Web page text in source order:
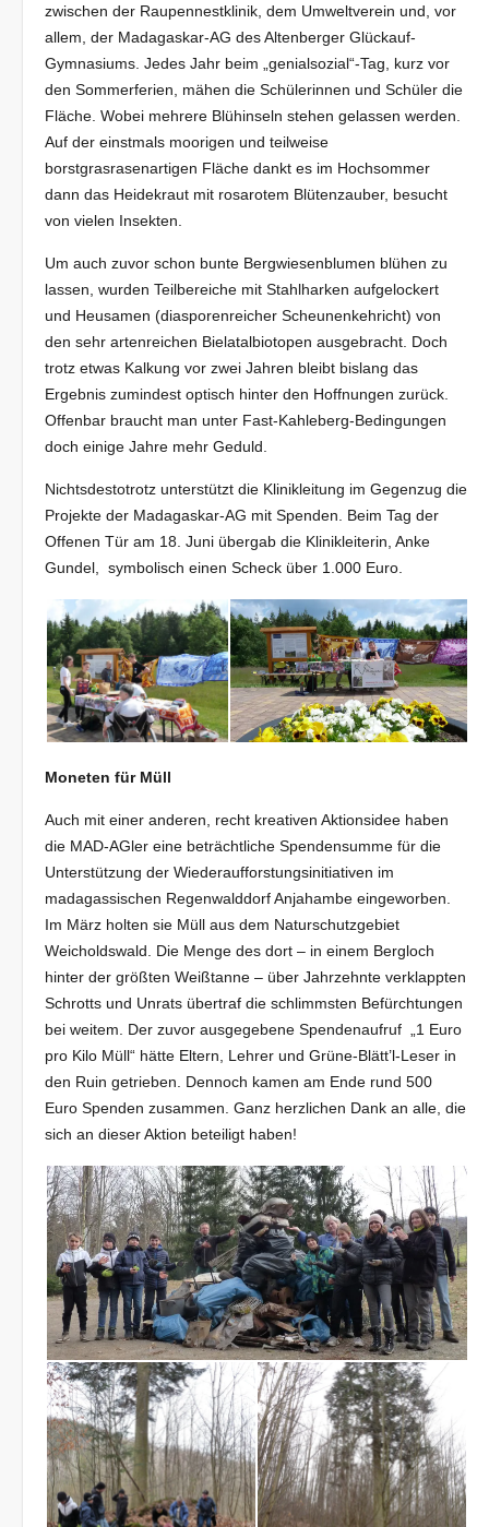
zwischen der Raupennestklinik, dem Umweltverein und, vor
allem, der Madagaskar-AG des Altenberger Glückauf-
Gymnasiums. Jedes Jahr beim „genialsozial“-Tag, kurz vor
den Sommerferien, mähen die Schülerinnen und Schüler die
Fläche. Wobei mehrere Blühinseln stehen gelassen werden.
Auf der einstmals moorigen und teilweise
borstgrasrasenartigen Fläche dankt es im Hochsommer
dann das Heidekraut mit rosarotem Blütenzauber, besucht
von vielen Insekten.
Um auch zuvor schon bunte Bergwiesenblumen blühen zu
lassen, wurden Teilbereiche mit Stahlharken aufgelockert
und Heusamen (diasporenreicher Scheunenkehricht) von
den sehr artenreichen Bielatalbiotopen ausgebracht. Doch
trotz etwas Kalkung vor zwei Jahren bleibt bislang das
Ergebnis zumindest optisch hinter den Hoffnungen zurück.
Offenbar braucht man unter Fast-Kahleberg-Bedingungen
doch einige Jahre mehr Geduld.
Nichtsdestotrotz unterstützt die Klinikleitung im Gegenzug die
Projekte der Madagaskar-AG mit Spenden. Beim Tag der
Offenen Tür am 18. Juni übergab die Klinikleiterin, Anke
Gundel, symbolisch einen Scheck über 1.000 Euro.
Moneten für Müll
Auch mit einer anderen, recht kreativen Aktionsidee haben
die MAD-AGler eine beträchtliche Spendensumme für die
Unterstützung der Wiederaufforstungsinitiativen im
madagassischen Regenwalddorf Anjahambe eingeworben.
Im März holten sie Müll aus dem Naturschutzgebiet
Weicholdswald. Die Menge des dort – in einem Bergloch
hinter der größten Weißtanne – über Jahrzehnte verklappten
Schrotts und Unrats übertraf die schlimmsten Befürchtungen
bei weitem. Der zuvor ausgegebene Spendenaufruf „1 Euro
pro Kilo Müll“ hätte Eltern, Lehrer und Grüne-Blätt’l-Leser in
den Ruin getrieben. Dennoch kamen am Ende rund 500
Euro Spenden zusammen. Ganz herzlichen Dank an alle, die
sich an dieser Aktion beteiligt haben!